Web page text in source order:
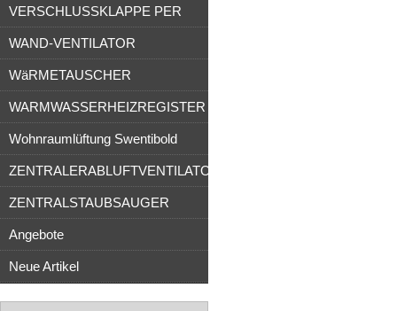
VERSCHLUSSKLAPPE PER
WAND-VENTILATOR
WäRMETAUSCHER
WARMWASSERHEIZREGISTER
Wohnraumlüftung Swentibold
ZENTRALERABLUFTVENTILATOR
ZENTRALSTAUBSAUGER
Angebote
Neue Artikel